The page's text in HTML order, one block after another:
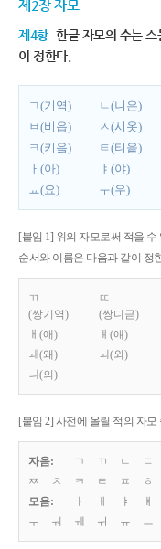
제2장 자모
제4항 한글 자모의 수는
이 정한다.
ㄱ(기역) ㄴ(니은)
ㅂ(비읍)
ㅅ(시옷)
ㅋ(키읔)
ㅌ(티읕)
ㅏ(아)
ㅑ(야)
ㅛ(요)
ㅜ(우)
[붙임 1] 위의 자모로써 적을
순서와 이름은 다음과 같이 정
ㄲ
(쌍기역)
ㄸ
(쌍디귿)
ㅐ(애)
ㅒ(얘)
ㅙ(왜)
ㅚ(외)
ㅢ(의)
[붙임 2] 사전에 올릴 적의 자
자음: ㄱ ㄲ ㄴ ㄷ
ㅉ
ㅊ ㅋ ㅌ ㅍ
ㅎ
모음:
ㅏ ㅐ ㅑ ㅒ
ㅜ
ㅝ ㅞ ㅟ ㅠ ㅡ